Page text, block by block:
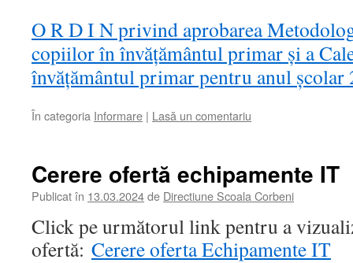
O R D I N privind aprobarea
copiilor în învățământul primar și a
învățământul primar pentru anul
În categoria Informare | Lasă un comentariu
Cerere ofertă echipamente IT
Publicat în 13.03.2024de Directiune Scoala Corbeni
Click pe următorul link pentru a
ofertă: Cerere oferta Echipamente IT